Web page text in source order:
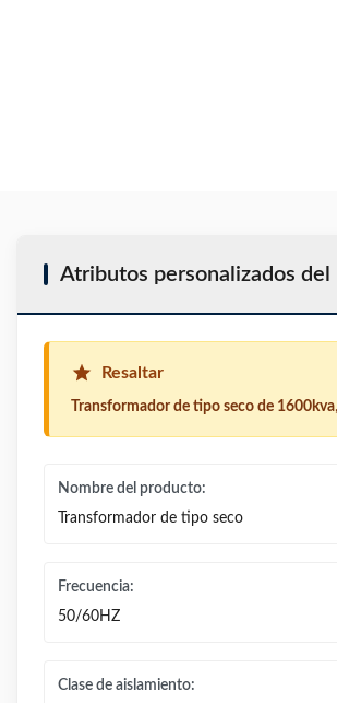
Atributos personalizados
Resaltar
Transformador de tipo seco de 1600kva,
Nombre del producto:
Transformador de tipo seco
Frecuencia:
50/60HZ
Clase de aislamiento: